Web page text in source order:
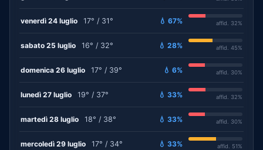
venerdì 24 luglio 17° / 31° 💧 67% affid. 32%
sabato 25 luglio 16° / 32° 💧 28% affid. 45%
domenica 26 luglio 17° / 39° 💧 6% affid. 30%
lunedì 27 luglio 19° / 37° 💧 33% affid. 32%
martedì 28 luglio 18° / 38° 💧 33% affid. 30%
mercoledì 29 luglio 17° / 34° 💧 33% affid. 51%